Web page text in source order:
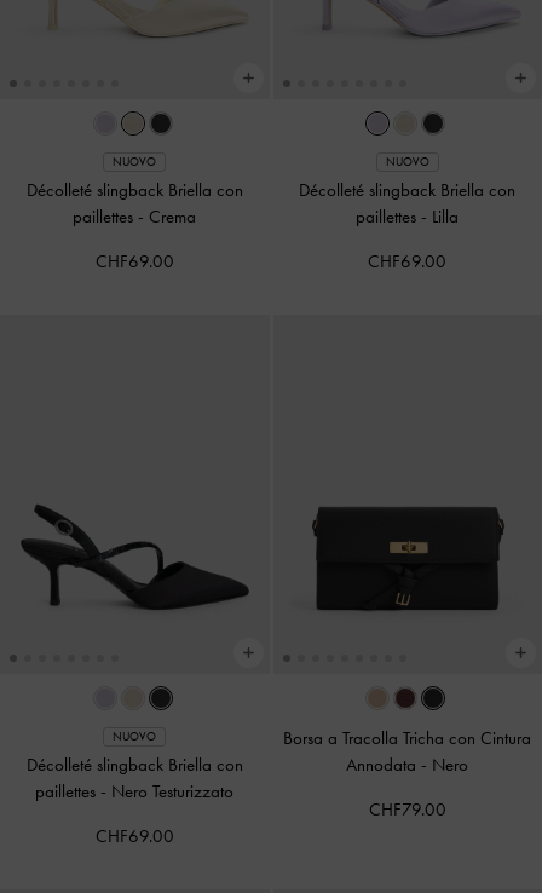
NUOVO
Décolleté slingback Briella con
paillettes - Crema
CHF69.00
NUOVO
Décolleté slingback Briella con
paillettes - Lilla
CHF69.00
NUOVO
Décolleté slingback Briella con
paillettes - Nero Testurizzato
CHF69.00
Borsa a Tracolla Tricha con Cintura
Annodata - Nero
CHF79.00